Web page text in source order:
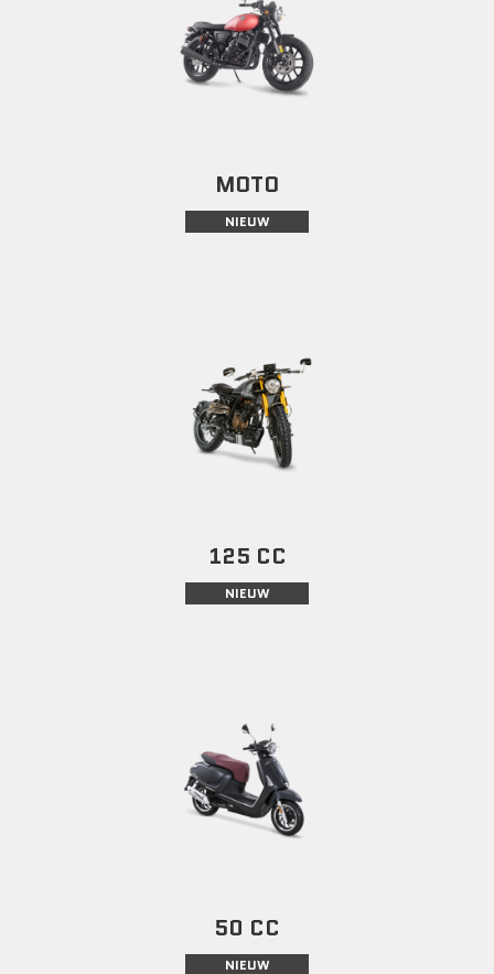
MOTO
NIEUW
125 CC
NIEUW
50 CC
NIEUW